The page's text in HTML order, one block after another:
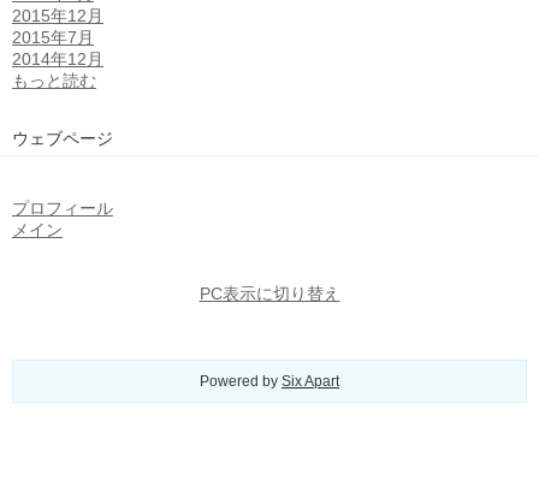
2015年12月
2015年7月
2014年12月
もっと読む
ウェブページ
プロフィール
メイン
PC表示に切り替え
Powered by Six Apart